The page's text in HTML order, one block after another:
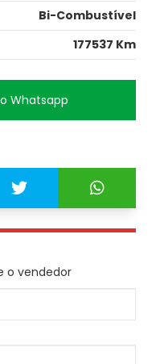
Bi-Combustível
177537 Km
Whatsapp
o vendedor